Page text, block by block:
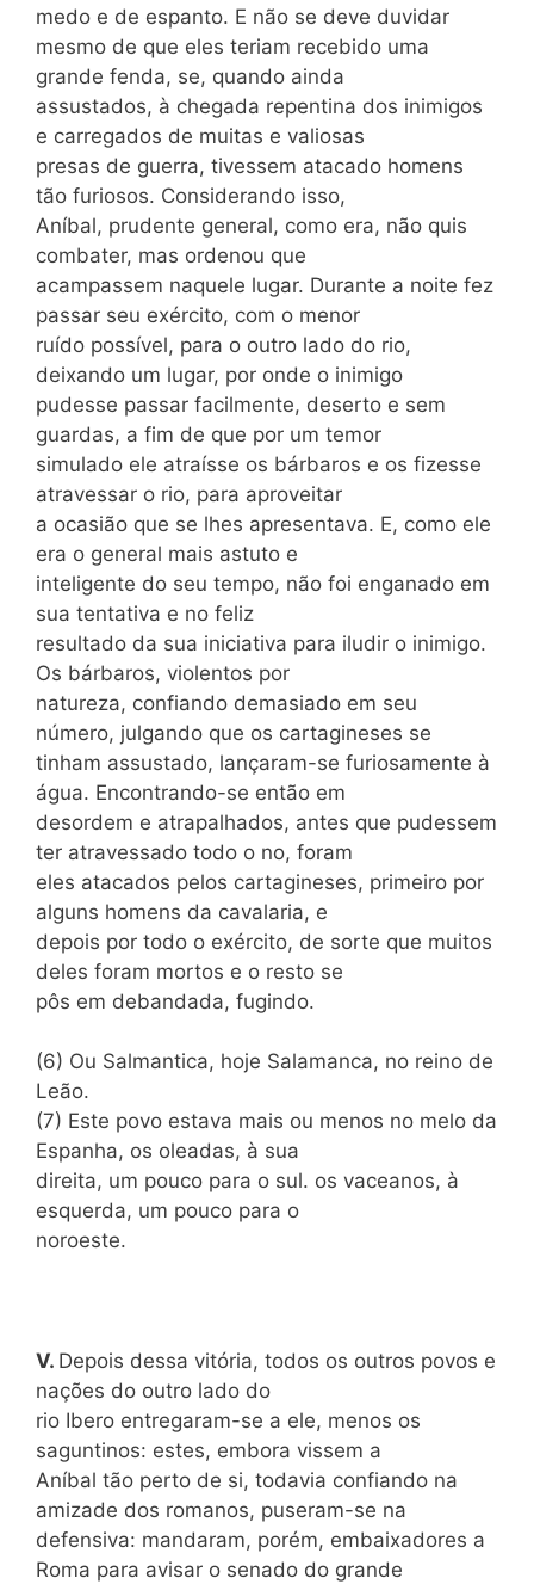
medo e de espanto. E não se deve duvidar
mesmo de que eles teriam recebido uma
grande fenda, se, quando ainda
assustados, à chegada repentina dos inimigos
e carregados de muitas e valiosas
presas de guerra, tivessem atacado homens
tão furiosos. Considerando isso,
Aníbal, prudente general, como era, não quis
combater, mas ordenou que
acampassem naquele lugar. Durante a noite fez
passar seu exército, com o menor
ruído possível, para o outro lado do rio,
deixando um lugar, por onde o inimigo
pudesse passar facilmente, deserto e sem
guardas, a fim de que por um temor
simulado ele atraísse os bárbaros e os fizesse
atravessar o rio, para aproveitar
a ocasião que se lhes apresentava. E, como ele
era o general mais astuto e
inteligente do seu tempo, não foi enganado em
sua tentativa e no feliz
resultado da sua iniciativa para iludir o inimigo.
Os bárbaros, violentos por
natureza, confiando demasiado em seu
número, julgando que os cartagineses se
tinham assustado, lançaram-se furiosamente à
água. Encontrando-se então em
desordem e atrapalhados, antes que pudessem
ter atravessado todo o no, foram
eles atacados pelos cartagineses, primeiro por
alguns homens da cavalaria, e
depois por todo o exército, de sorte que muitos
deles foram mortos e o resto se
pôs em debandada, fugindo.
(6) Ou Salmantica, hoje Salamanca, no reino de
Leão.
(7) Este povo estava mais ou menos no melo da
Espanha, os oleadas, à sua
direita, um pouco para o sul. os vaceanos, à
esquerda, um pouco para o
noroeste.
V. Depois dessa vitória, todos os outros povos e
nações do outro lado do
rio Ibero entregaram-se a ele, menos os
saguntinos: estes, embora vissem a
Aníbal tão perto de si, todavia confiando na
amizade dos romanos, puseram-se na
defensiva: mandaram, porém, embaixadores a
Roma para avisar o senado do grande